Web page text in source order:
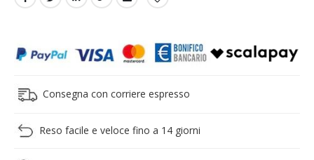
Consegna con corriere espresso
Reso facile e veloce fino a 14 giorni